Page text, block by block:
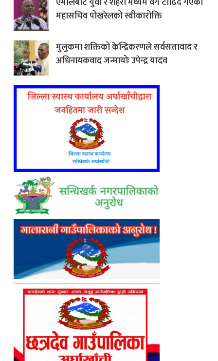
महासचिव पोखरेलको स्वीकारोक्ति
मुलुकमा शक्तिको केन्द्रिकरणले सर्वसत्तावाद र
अधिनायकवाद जन्मायोः उपेन्द्र यादव